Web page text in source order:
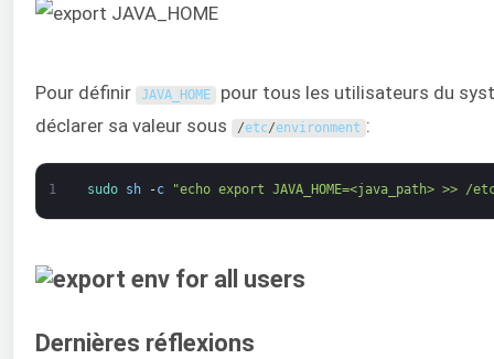
Pour définir JAVA_HOME pour tous les utilisateurs du
déclarer sa valeur sous
/etc/environment :
1 sudo sh -c "echo export JAVA_HOME=<java_path> >> /
Dernières réflexions